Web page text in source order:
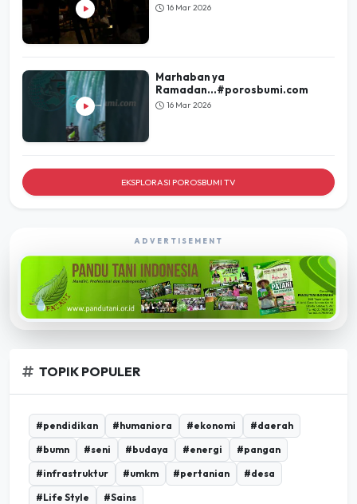
16 Mar 2026
Marhaban ya
Ramadan...#porosbumi.com
16 Mar 2026
EKSPLORASI POROSBUMI TV
ADVERTISEMENT
TOPIK POPULER
#pendidikan #humaniora #ekonomi
#daerah
#bumn
#seni #budaya #energi
#pangan
#infrastruktur
#umkm #pertanian
#desa
#Life Style
#Sains